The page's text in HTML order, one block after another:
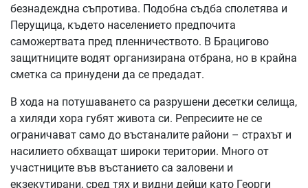
безнадеждна съпротива. Подобна съдба сполетява и
Перущица, където населението предпочита
саможертвата пред пленничеството. В Брацигово
защитниците водят организирана отбрана, но в крайна
сметка са принудени да се предадат.
В хода на потушаването са разрушени десетки селища,
а хиляди хора губят живота си. Репресиите не се
ограничават само до въстаналите райони – страхът и
насилието обхващат широки територии. Много от
участниците във въстанието са заловени и
екзекутирани, сред тях и видни дейци като Георги